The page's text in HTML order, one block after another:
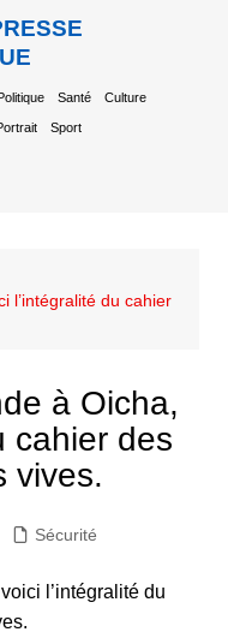
Santé Culture
Sport
l’intégralité du cahier
à Oicha,
cahier des
vives.
Sécurité